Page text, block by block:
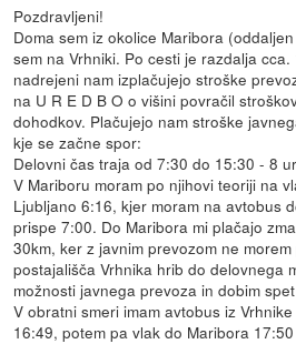
Pozdravljeni!
Doma sem iz okolice Maribora
sem na Vrhniki. Po cesti je razdalja
nadrejeni nam izplačujejo stroške
na U R E D B O o višini povračil
dohodkov. Plačujejo nam stroške
kje se začne spor:
Delovni čas traja od 7:30 do 15:30 - 8
V Mariboru moram po njihovi teoriji na
Ljubljano 6:16, kjer moram na avtobus
prispe 7:00. Do Maribora mi plačajo
30km, ker z javnim prevozom ne
postajališča Vrhnika hrib do delovnega
možnosti javnega prevoza in dobim
V obratni smeri imam avtobus iz
16:49, potem pa vlak do Maribora